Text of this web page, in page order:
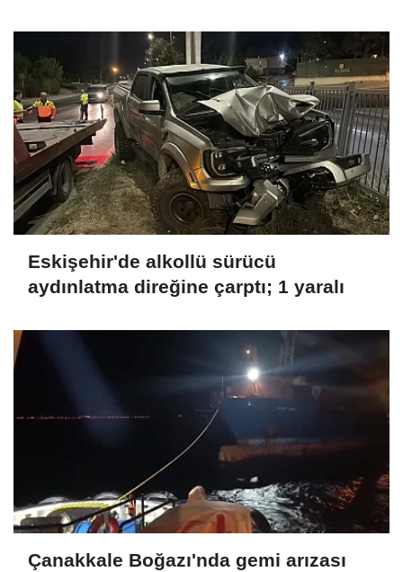
Eskişehir'de alkollü sürücü
aydınlatma direğine çarptı; 1 yaralı
Çanakkale Boğazı'nda gemi arızası